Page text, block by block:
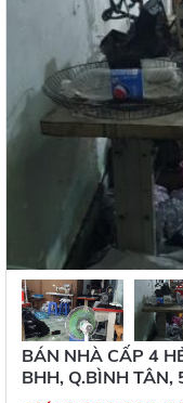
BÁN NHÀ CẤP 4
BHH, Q.BÌNH TÂN,